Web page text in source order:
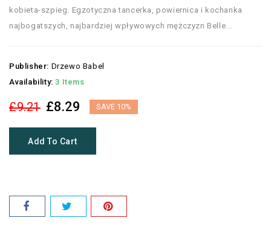
kobieta-szpieg. Egzotyczna tancerka, powiernica i kochanka
najbogatszych, najbardziej wpływowych mężczyzn Belle...
Publisher: Drzewo Babel
Availability: 3 Items
£9.21 £8.29 SAVE 10%
Add To Cart